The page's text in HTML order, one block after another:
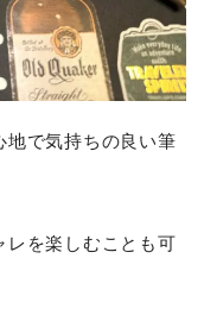
地で気持ちの良い筆
レを楽しむことも可